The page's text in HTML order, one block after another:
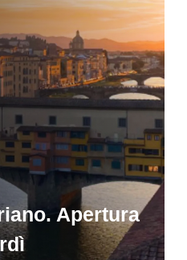
Apertura